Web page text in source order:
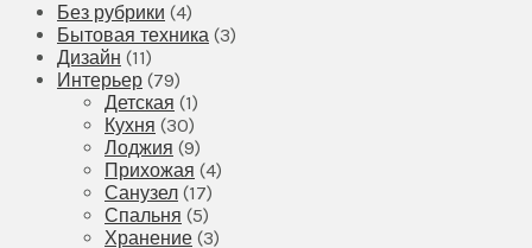
Без рубрики (4)
Бытовая техника (3)
Дизайн (11)
Интерьер (79)
Детская (1)
Кухня (30)
Лоджия (9)
Прихожая (4)
Санузел (17)
Спальня (5)
Хранение (3)